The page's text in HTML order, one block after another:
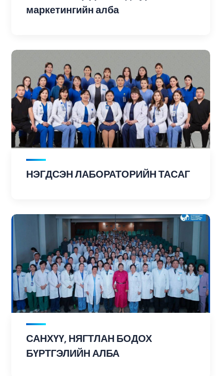
маркетингийн алба
НЭГДСЭН ЛАБОРАТОРИЙН ТАСАГ
САНХҮҮ, НЯГТЛАН БОДОХ
БҮРТГЭЛИЙН АЛБА